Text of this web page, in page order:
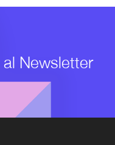
al Newsletter